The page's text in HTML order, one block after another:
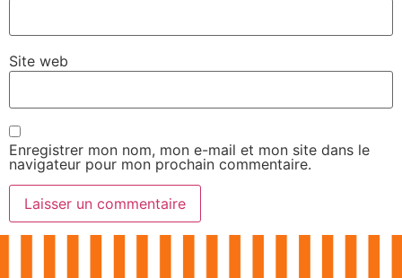
Site web
Enregistrer mon nom, mon e-mail et mon site dans le
navigateur pour mon prochain commentaire.